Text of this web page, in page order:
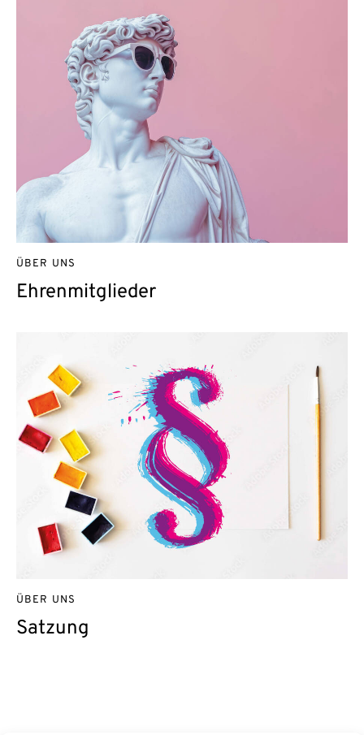
Ehrenmitglieder
ÜBER UNS
Satzung
ÜBER UNS